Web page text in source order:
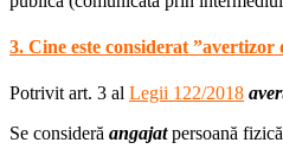
3. Cine este considerat ”avertizor
Potrivit art. 3 al Legii 122/2018
Se consideră angajatpersoană